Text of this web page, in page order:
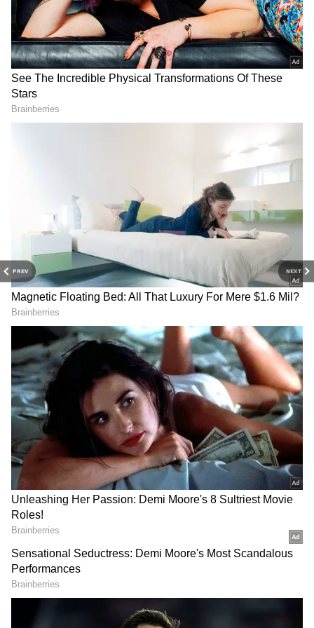
PREV NEXT
ప్రపంచంలోని అతిపెద్ద ఆర్థిక వ్యవస్థ అయిన US ద్రవ్యోల్బణ
గణాంకాలు దాదాపు నాలుగు దశాబ్దాల గరిష్ట స్థాయిలో
ఉంటాయని అంచనాలు వెలువడ్డాయి. తద్వారా ఫెడరల్
రిజర్వ్ తీసుకునే కఠినమైన ద్రవ్య విధాన చర్యలను
సూచిస్తోంది. ఇది ఈక్విటీ మార్కెట్ల సెంటిమెంట్ ను
దెబ్బతీస్తుంది.
ఉక్రెయిన్ సంక్షోభం...
ఉక్రెయిన్‌ రష్యా యుద్ధంతో ముడిపడి ఉన్న సప్లై చెయిన్
అంతరాయాలతో పాటు, యూఎస్ సహా పలు ప్రపంచ
దేశాల్లో 40 సంవత్సరాల కంటే అత్యధిక ధరలను
పెంచాయి.
క్రూడాయిల్ ధరల్లో పెరుగుదల..
క్రూడాయిల్ ధరల పెరుగుదల కారణంగా, ప్రపంచవ్యాప్తంగా
మార్కెట్లలో చమురు కంపెనీల షేర్లలో పెరుగుదల ఉంది.
RECOMMENDED STORIES
PhonePe: ఇకపై ఫోన్‌పేలో
ఫిక్స‌డ్ డిపాజిట్, ఆర్డీ ఆప్ష‌న్‌..
రోజుకు రూ. 100 పెట్టుబ‌డి
పెట్టొచ్చు
పేమెంట్స్‌పై ఛార్జీలు.? క్లారిటీ